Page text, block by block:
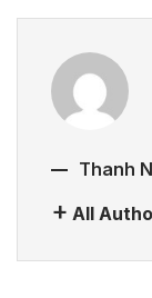
Thanh
All